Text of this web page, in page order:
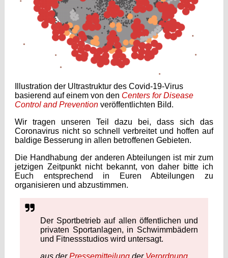
Illustration der Ultrastruktur des Covid-19-Virus
basierend auf einem von den Centers for Disease
Control and Preventionveröffentlichten Bild.
Wir tragen unseren Teil dazu bei, dass sich das
Coronavirus nicht so schnell verbreitet und hoffen auf
baldige Besserung in allen betroffenen Gebieten.
Die Handhabung der anderen Abteilungen ist mir zum
jetzigen Zeitpunkt nicht bekannt, von daher bitte ich
Euch entsprechend in Euren Abteilungen zu
organisieren und abzustimmen.
Der Sportbetrieb auf allen öffentlichen und
privaten Sportanlagen, in Schwimmbädern
und Fitnessstudios wird untersagt.
aus derPressemitteilungder Verordnung